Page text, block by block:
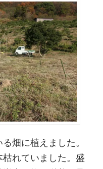
畑に植えました。
れていました。盛